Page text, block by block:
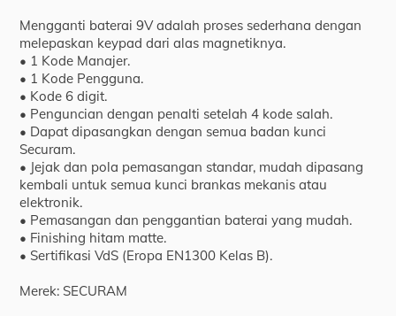
Mengganti baterai 9V adalah proses sederhana dengan
melepaskan keypad dari alas magnetiknya.
• 1 Kode Manajer.
• 1 Kode Pengguna.
• Kode 6 digit.
• Penguncian dengan penalti setelah 4 kode salah.
• Dapat dipasangkan dengan semua badan kunci
Securam.
• Jejak dan pola pemasangan standar, mudah dipasang
kembali untuk semua kunci brankas mekanis atau
elektronik.
• Pemasangan dan penggantian baterai yang mudah.
• Finishing hitam matte.
• Sertifikasi VdS (Eropa EN1300 Kelas B).
Merek: SECURAM